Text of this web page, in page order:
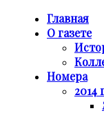
Главная
О газете
Номера
2014